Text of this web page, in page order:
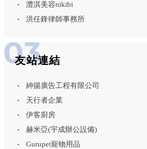
澧淇美容nikibi
洪任鋒律師事務所
友站連結
紳揚廣告工程有限公司
天行者企業
伊客廚房
赫米亞(宇成辦公設備)
Gurupet寵物用品